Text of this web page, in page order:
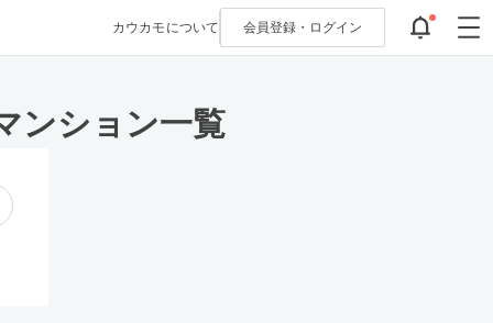
カウカモについて 会員登録・ ログイン
ンション一覧